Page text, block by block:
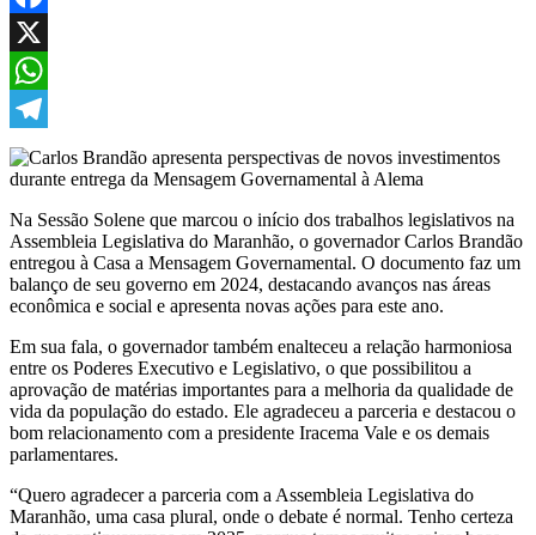
Facebook
X
WhatsApp
Telegram
Na Sessão Solene que marcou o início dos trabalhos legislativos na
Assembleia Legislativa do Maranhão, o governador Carlos Brandão
entregou à Casa a Mensagem Governamental. O documento faz um
balanço de seu governo em 2024, destacando avanços nas áreas
econômica e social e apresenta novas ações para este ano.
Em sua fala, o governador também enalteceu a relação harmoniosa
entre os Poderes Executivo e Legislativo, o que possibilitou a
aprovação de matérias importantes para a melhoria da qualidade de
vida da população do estado. Ele agradeceu a parceria e destacou o
bom relacionamento com a presidente Iracema Vale e os demais
parlamentares.
“Quero agradecer a parceria com a Assembleia Legislativa do
Maranhão, uma casa plural, onde o debate é normal. Tenho certeza